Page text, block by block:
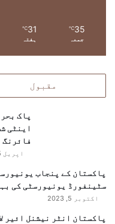
35
℃
جمعہ
31
℃
ہفتہ
مقبول
پاک
اینٹی
فائرنگ
اپریل 25, 2020
پاکستان کے پنجاب
سٹینفورڈ یونیورسٹی کی
اکتوبر 5, 2023
پاکستان انٹر نیشنل ائیر